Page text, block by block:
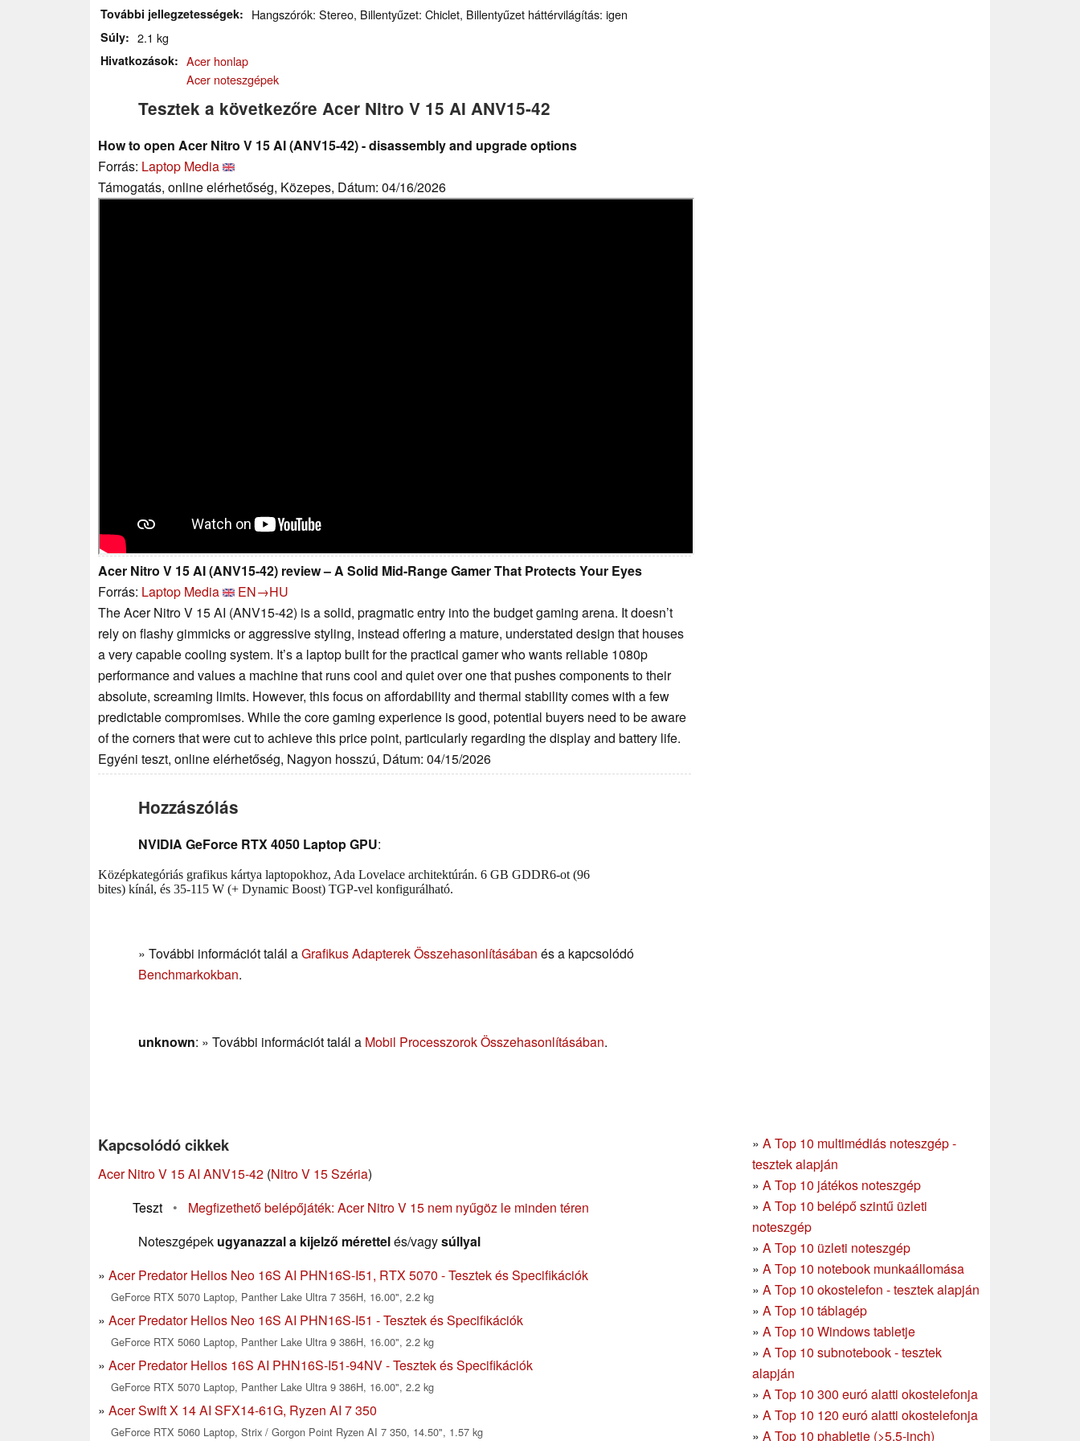
További jellegzetességek Hangszórók: Stereo, Billentyűzet: Chiclet, Billentyűzet háttérvilágítás: igen
Súly 2.1 kg
Hivatkozások
Acer honlap
Acer noteszgépek
Tesztek a következőre Acer Nitro V 15 AI ANV15-42
How to open Acer Nitro V 15 AI (ANV15-42) - disassembly and upgrade options
Forrás: Laptop Media
Támogatás, online elérhetőség, Közepes, Dátum: 04/16/2026
Acer Nitro V 15 AI (ANV15-42) review – A Solid Mid-Range Gamer That Protects Your Eyes
Forrás: Laptop Media
EN→HU
The Acer Nitro V 15 AI (ANV15-42) is a solid, pragmatic entry into the budget gaming arena. It doesn’t
rely on flashy gimmicks or aggressive styling, instead offering a mature, understated design that houses
a very capable cooling system. It’s a laptop built for the practical gamer who wants reliable 1080p
performance and values a machine that runs cool and quiet over one that pushes components to their
absolute, screaming limits. However, this focus on affordability and thermal stability comes with a few
predictable compromises. While the core gaming experience is good, potential buyers need to be aware
of the corners that were cut to achieve this price point, particularly regarding the display and battery life.
Egyéni teszt, online elérhetőség, Nagyon hosszú, Dátum: 04/15/2026
Hozzászólás
NVIDIA GeForce RTX 4050 Laptop GPU:
Középkategóriás grafikus kártya laptopokhoz, Ada Lovelace architektúrán. 6 GB GDDR6-ot (96
bites) kínál, és 35-115 W (+ Dynamic Boost) TGP-vel konfigurálható.
» További információt talál aGrafikus Adapterek Összehasonlításában és a kapcsolódó
Benchmarkokban.
unknown: » További információt talál a Mobil Processzorok Összehasonlításában.
» A Top 10 multimédiás noteszgép -
tesztek alapján
» A Top 10 játékos noteszgép
» A Top 10 belépő szintű üzleti
noteszgép
» A Top 10 üzleti noteszgép
» A Top 10 notebook munkaállomása
» A Top 10 okostelefon - tesztek alapján
» A Top 10 táblagép
» A Top 10 Windows tabletje
» A Top 10 subnotebook - tesztek
alapján
» A Top 10 300 euró alatti okostelefonja
» A Top 10 120 euró alatti okostelefonja
» A Top 10 phabletje (>5.5-inch)
Kapcsolódó cikkek
Acer Nitro V 15 AI ANV15-42 (Nitro V 15 Széria)
Teszt
•
Megfizethető belépőjáték: Acer Nitro V 15 nem nyűgöz le minden téren
Noteszgépek ugyanazzal a kijelző mérettelés/vagysúllyal
Acer Predator Helios Neo 16S AI PHN16S-I51, RTX 5070 - Tesztek és Specifikációk
GeForce RTX 5070 Laptop, Panther Lake Ultra 7 356H, 16.00", 2.2 kg
Acer Predator Helios Neo 16S AI PHN16S-I51 - Tesztek és Specifikációk
GeForce RTX 5060 Laptop, Panther Lake Ultra 9 386H, 16.00", 2.2 kg
Acer Predator Helios 16S AI PHN16S-I51-94NV - Tesztek és Specifikációk
GeForce RTX 5070 Laptop, Panther Lake Ultra 9 386H, 16.00", 2.2 kg
Acer Swift X 14 AI SFX14-61G, Ryzen AI 7 350
GeForce RTX 5060 Laptop, Strix / Gorgon Point Ryzen AI 7 350, 14.50", 1.57 kg